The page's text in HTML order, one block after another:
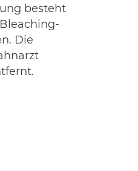
besteht
Die